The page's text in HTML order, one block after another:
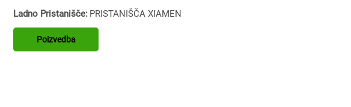
Ladno Pristanišče: PRISTANIŠČA XIAMEN
Poizvedba